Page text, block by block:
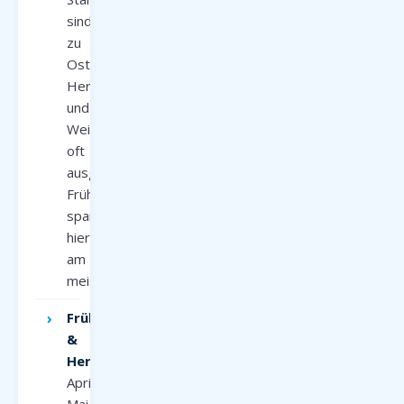
sind
zu
Ostern,
Herbstferien
und
Weihnachten
oft
ausgebucht.
Frühbucher
sparen
hier
am
meisten.
Frühjahr
&
Herbst:
April–